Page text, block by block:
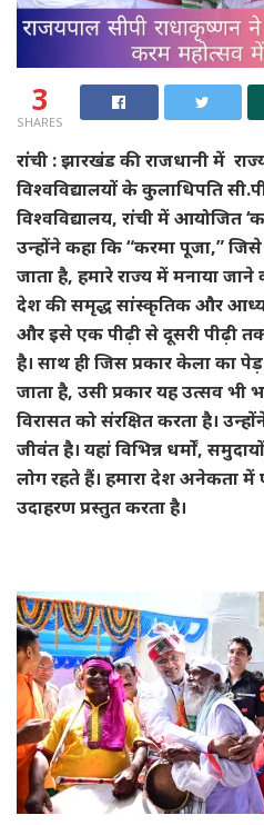
3
SHARES
रांची : झारखंड की राजधानी में
विश्वविद्यालयों के कुलाधिपति
विश्वविद्यालय, रांची में आयोजित
उन्होंने कहा कि “करमा पूजा,”
जाता है, हमारे राज्य में मनाया
देश की समृद्ध सांस्कृतिक और
और इसे एक पीढ़ी से दूसरी पीढ़ी
है। साथ ही जिस प्रकार केला का
जाता है, उसी प्रकार यह उत्सव भी
विरासत को संरक्षित करता है।
जीवंत है। यहां विभिन्न धर्मों,
लोग रहते हैं। हमारा देश अनेकता
उदाहरण प्रस्तुत करता है।